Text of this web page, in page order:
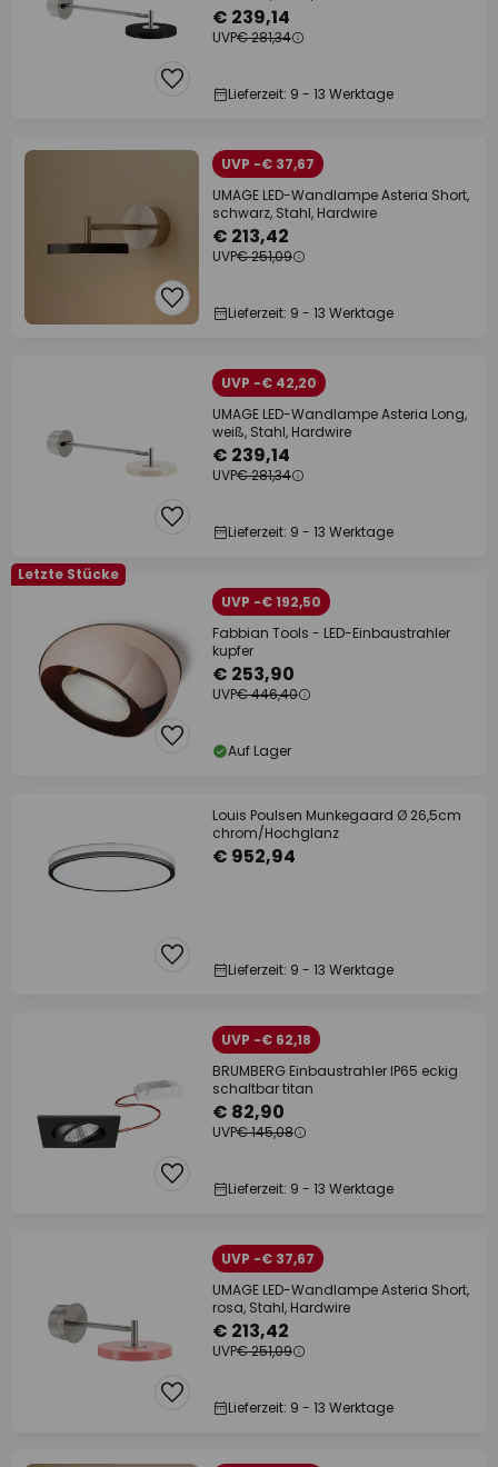
€ 239,14
UVP€ 281,34
Lieferzeit: 9 - 13 Werktage
UVP -€ 37,67
UMAGE LED-Wandlampe Asteria Short,
schwarz, Stahl, Hardwire
€ 213,42
UVP€ 251,09
Lieferzeit: 9 - 13 Werktage
UVP -€ 42,20
UMAGE LED-Wandlampe Asteria Long,
weiß, Stahl, Hardwire
€ 239,14
UVP€ 281,34
Lieferzeit: 9 - 13 Werktage
Letzte Stücke
UVP -€ 192,50
Fabbian Tools - LED-Einbaustrahler
kupfer
€ 253,90
UVP€ 446,40
Auf Lager
Louis Poulsen Munkegaard Ø 26,5cm
chrom/Hochglanz
€ 952,94
Lieferzeit: 9 - 13 Werktage
UVP -€ 62,18
BRUMBERG Einbaustrahler IP65 eckig
schaltbar titan
€ 82,90
UVP€ 145,08
Lieferzeit: 9 - 13 Werktage
UVP -€ 37,67
UMAGE LED-Wandlampe Asteria Short,
rosa, Stahl, Hardwire
€ 213,42
UVP€ 251,09
Lieferzeit: 9 - 13 Werktage